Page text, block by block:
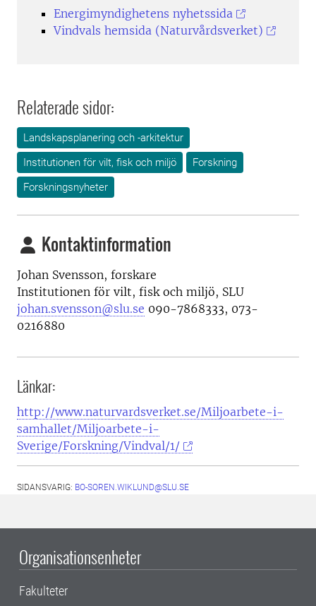
Energimyndighetens nyhetssida
Vindvals hemsida (Naturvårdsverket)
Relaterade sidor:
Landskapsplanering och -arkitektur
Institutionen för vilt, fisk och miljö
Forskning
Forskningsnyheter
Kontaktinformation
Johan Svensson, forskare
Institutionen för vilt, fisk och miljö, SLU
johan.svensson@slu.se 090-7868333, 073-
0216880
Länkar:
http://www.naturvardsverket.se/Miljoarbete-i-
samhallet/Miljoarbete-i-
Sverige/Forskning/Vindval/1/
SIDANSVARIG: BO-SOREN.WIKLUND@SLU.SE
Organisationsenheter
Fakulteter